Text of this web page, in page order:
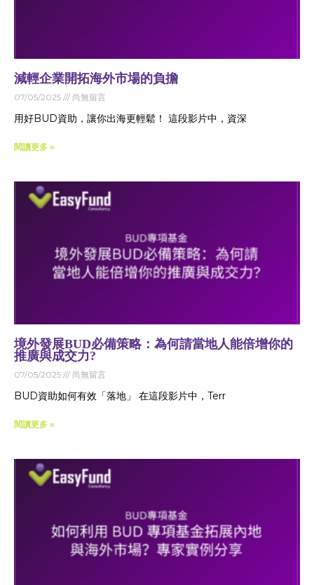
減輕企業開拓海外市場的負擔
07/05/2025 尚無留言
用好BUD資助，讓你出海更輕鬆！ 這段影片中，資深
閱讀更多 »
境外發展BUD必備策略：為何請當地人能倍增你的
推廣與成交力?
07/05/2025 尚無留言
BUD資助如何有效「落地」 在這段影片中，Terr
閱讀更多 »